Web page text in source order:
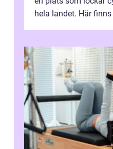
hela landet. Här